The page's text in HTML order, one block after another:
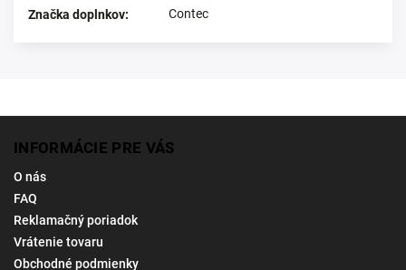
Značka doplnkov: Contec
INFORMÁCIE PRE VÁS
O nás
FAQ
Reklamačný poriadok
Vrátenie tovaru
Obchodné podmienky